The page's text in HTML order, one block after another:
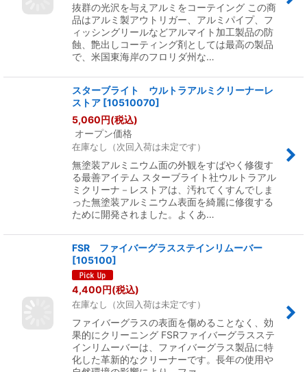
抜群の光沢を与えアルミをコーテイング この商
品はアルミ製アウトリガー、アルミパイプ、フ
ィッシングリールなどアルマイト加工製品の防
蝕、艶出しコーティング剤としては最高の製品
で、米国東海岸のフロリダ州な…
スターブライト ウルトラアルミクリーナーレ
ストア [10510070]
5,060円(税込)
オープン価格
在庫なし（次回入荷は未定です）
無塗装アルミニウム面の外観をすばやく修復す
る最善アイテム スターブライト社ウルトラアル
ミクリーナ－レストアは、汚れてくすんでしま
った無塗装アルミニウム表面を綺麗に修復する
ために開発されました。よくあ…
FSR ファイバーグラスステインリムーバー
[105100]
4,400円(税込)
在庫なし（次回入荷は未定です）
ファイバーグラスの表面を傷めることなく、効
果的にクリーニング FSRファイバーグラスステ
インリムーバーは、ファイバーグラス製品に特
化した革新的なクリーナーです。長年の使用や